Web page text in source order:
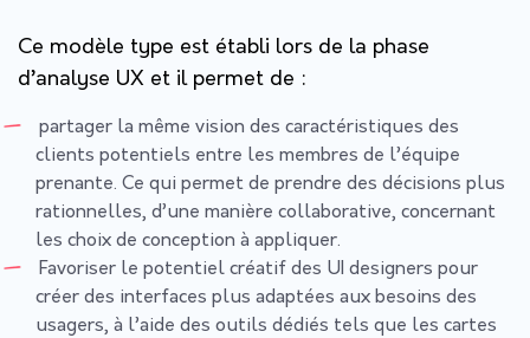
Ce modèle type est établi lors de la phase
d’analyse UX et il permet de :
partager la même vision des caractéristiques des
clients potentiels entre les membres de l’équipe
prenante. Ce qui permet de prendre des décisions plus
rationnelles, d’une manière collaborative, concernant
les choix de conception à appliquer.
Favoriser le potentiel créatif des UI designers pour
créer des interfaces plus adaptées aux besoins des
usagers, à l’aide des outils dédiés tels que les cartes